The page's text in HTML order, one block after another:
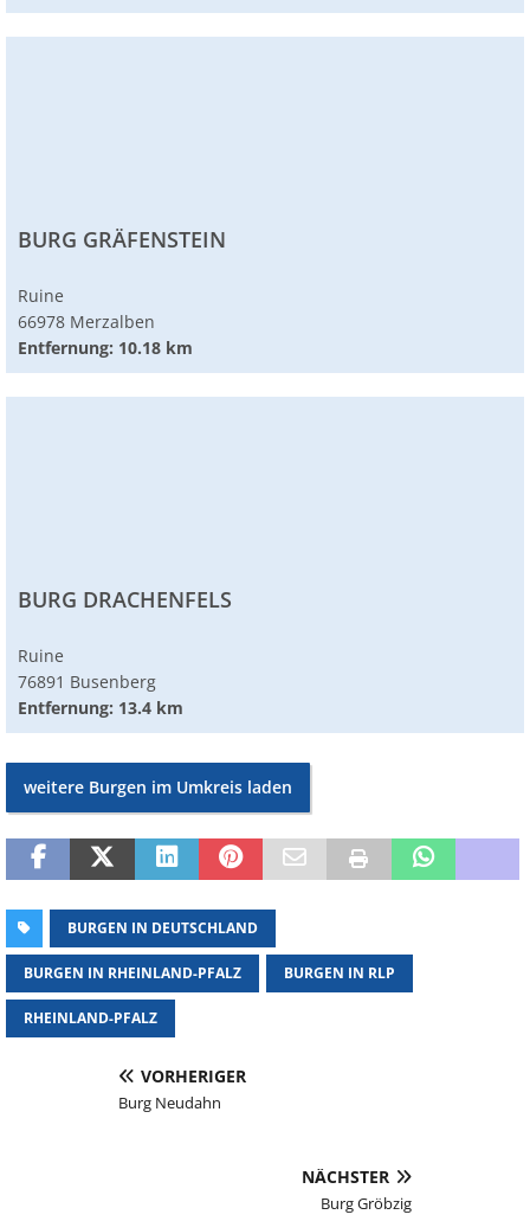
BURG GRÄFENSTEIN
Ruine
66978 Merzalben
Entfernung: 10.18 km
BURG DRACHENFELS
Ruine
76891 Busenberg
Entfernung: 13.4 km
weitere Burgen im Umkreis laden
BURGEN IN DEUTSCHLAND
BURGEN IN RHEINLAND-PFALZ BURGEN IN RLP
RHEINLAND-PFALZ
VORHERIGER
Burg Neudahn
NÄCHSTER
Burg Gröbzig